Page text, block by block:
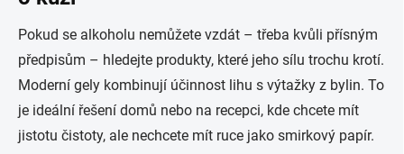
Pokud se alkoholu nemůžete vzdát – třeba kvůli přísným
předpisům – hledejte produkty, které jeho sílu trochu krotí.
Moderní gely kombinují účinnost lihu s výtažky z bylin. To
je ideální řešení domů nebo na recepci, kde chcete mít
jistotu čistoty, ale nechcete mít ruce jako smirkový papír.